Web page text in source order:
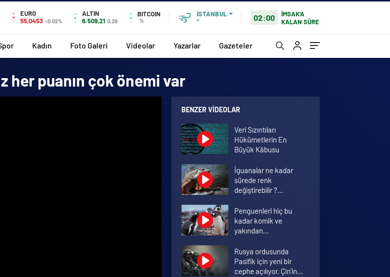
EURO
55,0453 -0.02%
ALTIN
6.509,21 0,26
BITCOIN
%
İSTANBUL
°
02:00
İMSAK'A
KALAN SÜRE
Kadın Foto Galeri Videolar Yazarlar Gazeteler
her puanın çok önemi var
BENZER VIDEOLAR
Veri Sızıntıları
Hükümetlerin En
Büyük Kâbusu
İguanalar ne kadar
sürede renk
değiştirebilir ?
Penguenleri hiç bu
kadar komik ve
yakından
Rusya ordusunda
Pasifik için yeni bir
cephe açılıyor. Çin’in